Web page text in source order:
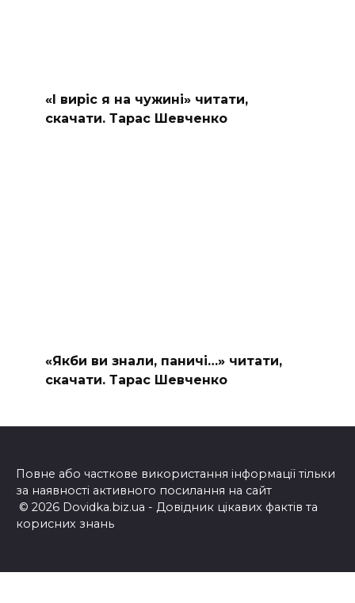
«І виріс я на чужині» читати,
скачати. Тарас Шевченко
«Якби ви знали, паничі…» читати,
скачати. Тарас Шевченко
Повне або часткове використання інформації тільки
за наявності активного посилання на сайт
© 2026 Dovidka.biz.ua - Довідник цікавих фактів та
корисних знань